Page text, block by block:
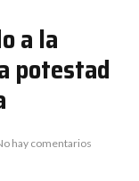
a la
potestad
hay comentarios